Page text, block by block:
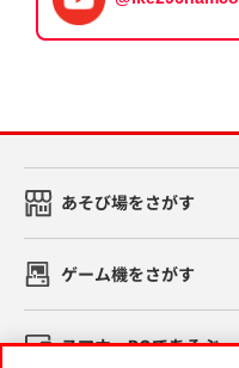
あそび場をさがす
ゲーム機をさがす
スマホ・PCであそぶ